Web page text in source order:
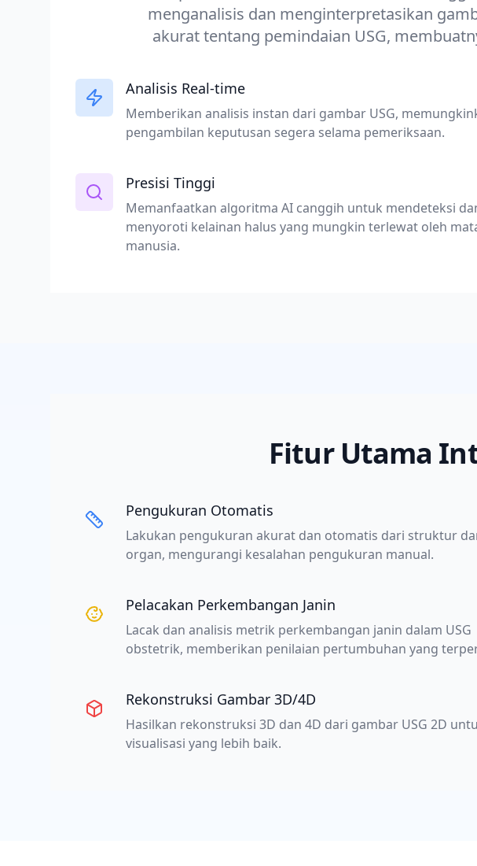
menganalisis dan menginterpretasikan
akurat tentang pemindaian USG,
Analisis Real-time
Memberikan analisis instan dari gambar USG,
pengambilan keputusan segera selama pemeriksaan.
Presisi Tinggi
Memanfaatkan algoritma AI canggih untuk mendeteksi
menyoroti kelainan halus yang mungkin terlewat oleh
manusia.
Fitur Utama
Pengukuran Otomatis
Lakukan pengukuran akurat dan otomatis dari struktur
organ, mengurangi kesalahan pengukuran manual.
Pelacakan Perkembangan Janin
Lacak dan analisis metrik perkembangan janin dalam USG
obstetrik, memberikan penilaian pertumbuhan yang
Rekonstruksi Gambar 3D/4D
Hasilkan rekonstruksi 3D dan 4D dari gambar USG 2D
visualisasi yang lebih baik.